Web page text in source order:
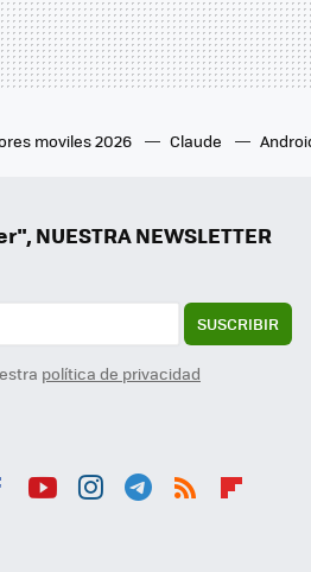
moviles 2026 Claude
NUESTRA NEWSLETTER
SUSCRIBIR
política de privacidad